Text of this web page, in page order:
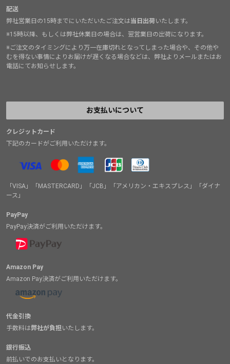
配送
弊社営業日の15時までにいただいたご注文は当日出荷いたします。
※15時以降、もしくは弊社休業日の場合は、翌営業日の出荷になります。
※ご注文のタイミングにより万一在庫切れとなってしまった場合や、その他や
むを得ない事情によりお届けが遅くなる場合などは、弊社よりメールまたはお
電話にてお知らせします。
お支払いについて
クレジットカード
下記のカードがご利用いただけます。
「VISA」「MASTERCARD」「JCB」「アメリカン・エキスプレス」「ダイナ
ース」
PayPay
PayPay決済がご利用いただけます。
Amazon Pay
Amazon Pay決済がご利用いただけます。
代金引換
手数料は弊社が負担いたします。
銀行振込
前払いでのお支払いとなります。